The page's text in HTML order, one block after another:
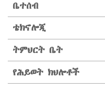
ቤተሰብ
ቴክኖሎጂ
ትምህርት ቤት
የሕይወት ክህሎቶች